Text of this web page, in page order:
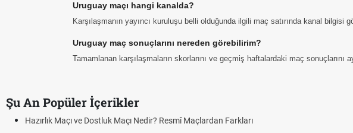
Uruguay maçı hangi kanalda?
Karşılaşmanın yayıncı kuruluşu belli olduğunda ilgili maç satırında kanal bilgisi
Uruguay maç sonuçlarını nereden görebilirim?
Tamamlanan karşılaşmaların skorlarını ve geçmiş haftalardaki maç
Şu An Popüler İçerikler
Hazırlık Maçı ve Dostluk Maçı Nedir? Resmî Maçlardan Farkları